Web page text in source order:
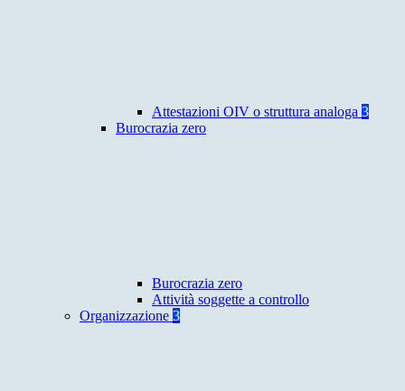
Attestazioni OIV o struttura analoga 3
Burocrazia zero
Burocrazia zero
Attività soggette a controllo
Organizzazione 3